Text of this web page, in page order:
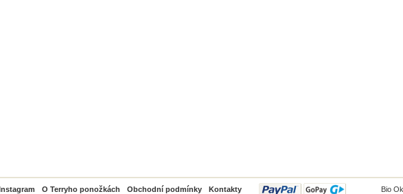
O Terryho ponožkách Obchodní podmínky Kontakty
PayPal Bio